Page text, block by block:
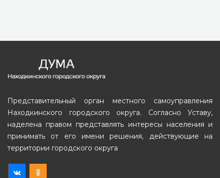
Представительный орган местного самоуправления
Находкинского городского округа. Согласно Уставу,
наделена правом представлять интересы населения и
принимать от его имени решения, действующие на
территории городского округа